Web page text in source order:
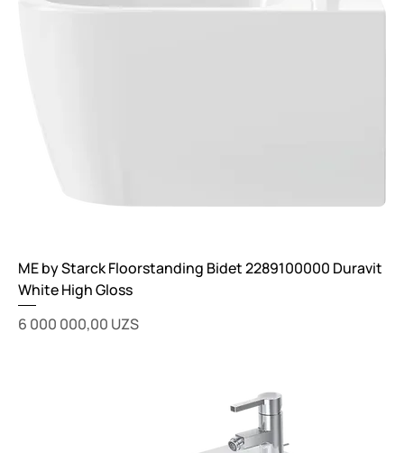
ME by Starck Floorstanding Bidet 2289100000 Duravit
White High Gloss
Цена
6 000 000,00 UZS